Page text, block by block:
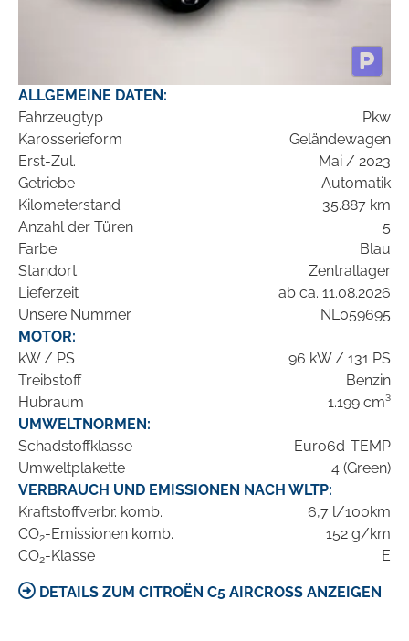
ALLGEMEINE DATEN:
Fahrzeugtyp
Pkw
Karosserieform
Geländewagen
Erst-Zul.
Mai / 2023
Getriebe
Automatik
Kilometerstand
35.887 km
Anzahl der Türen
5
Farbe
Blau
Standort
Zentrallager
Lieferzeit
ab ca. 11.08.2026
Unsere Nummer
NL059695
MOTOR:
kW / PS
96 kW / 131 PS
Treibstoff
Benzin
Hubraum
1.199 cm³
UMWELTNORMEN:
Schadstoffklasse
Euro6d-TEMP
Umweltplakette
4 (Green)
VERBRAUCH UND EMISSIONEN NACH WLTP:
Kraftstoffverbr. komb.
6,7 l/100km
CO2-Emissionen komb.
152 g/km
CO2-Klasse E
DETAILS ZUM CITROËN C5 AIRCROSS ANZEIGEN